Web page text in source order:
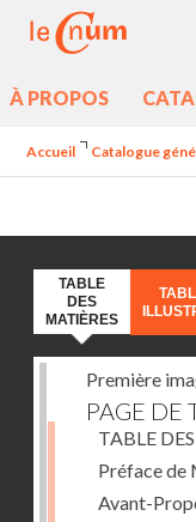
À PROPOS
Accueil Catalogue
TABLE
DES
MATIÈRES
Première
PAGE DE
TABLE
Préface de
Avant-